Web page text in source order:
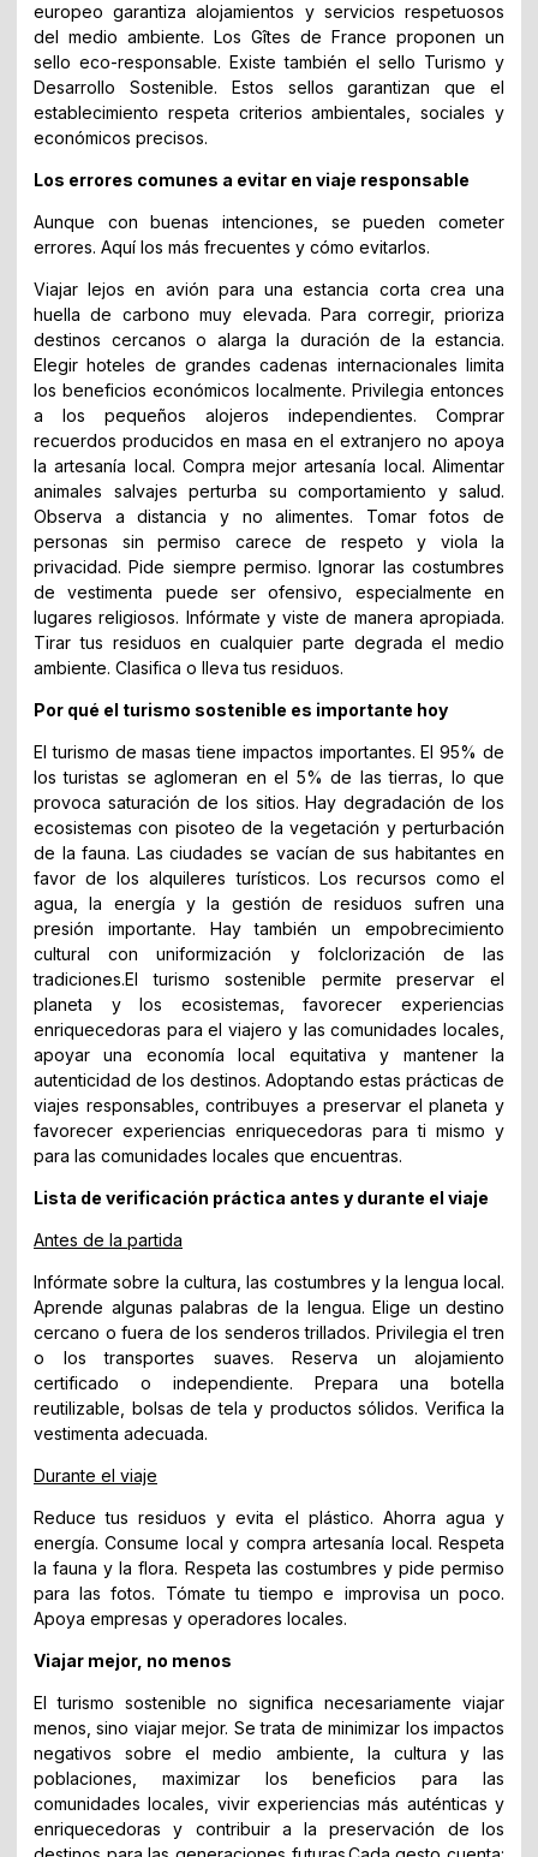
europeo garantiza alojamientos y servicios respetuosos
del medio ambiente. Los Gîtes de France proponen un
sello eco-responsable. Existe también el sello Turismo y
Desarrollo Sostenible. Estos sellos garantizan que el
establecimiento respeta criterios ambientales, sociales y
económicos precisos.
Los errores comunes a evitar en viaje responsable
Aunque con buenas intenciones, se pueden cometer
errores. Aquí los más frecuentes y cómo evitarlos.
Viajar lejos en avión para una estancia corta crea una
huella de carbono muy elevada. Para corregir, prioriza
destinos cercanos o alarga la duración de la estancia.
Elegir hoteles de grandes cadenas internacionales limita
los beneficios económicos localmente. Privilegia entonces
a los pequeños alojeros independientes. Comprar
recuerdos producidos en masa en el extranjero no apoya
la artesanía local. Compra mejor artesanía local. Alimentar
animales salvajes perturba su comportamiento y salud.
Observa a distancia y no alimentes. Tomar fotos de
personas sin permiso carece de respeto y viola la
privacidad. Pide siempre permiso. Ignorar las costumbres
de vestimenta puede ser ofensivo, especialmente en
lugares religiosos. Infórmate y viste de manera apropiada.
Tirar tus residuos en cualquier parte degrada el medio
ambiente. Clasifica o lleva tus residuos.
Por qué el turismo sostenible es importante hoy
El turismo de masas tiene impactos importantes. El 95% de
los turistas se aglomeran en el 5% de las tierras, lo que
provoca saturación de los sitios. Hay degradación de los
ecosistemas con pisoteo de la vegetación y perturbación
de la fauna. Las ciudades se vacían de sus habitantes en
favor de los alquileres turísticos. Los recursos como el
agua, la energía y la gestión de residuos sufren una
presión importante. Hay también un empobrecimiento
cultural con uniformización y folclorización de las
tradiciones.El turismo sostenible permite preservar el
planeta y los ecosistemas, favorecer experiencias
enriquecedoras para el viajero y las comunidades locales,
apoyar una economía local equitativa y mantener la
autenticidad de los destinos. Adoptando estas prácticas de
viajes responsables, contribuyes a preservar el planeta y
favorecer experiencias enriquecedoras para ti mismo y
para las comunidades locales que encuentras.
Lista de verificación práctica antes y durante el viaje
Antes de la partida
Infórmate sobre la cultura, las costumbres y la lengua local.
Aprende algunas palabras de la lengua. Elige un destino
cercano o fuera de los senderos trillados. Privilegia el tren
o los transportes suaves. Reserva un alojamiento
certificado o independiente. Prepara una botella
reutilizable, bolsas de tela y productos sólidos. Verifica la
vestimenta adecuada.
Durante el viaje
Reduce tus residuos y evita el plástico. Ahorra agua y
energía. Consume local y compra artesanía local. Respeta
la fauna y la flora. Respeta las costumbres y pide permiso
para las fotos. Tómate tu tiempo e improvisa un poco.
Apoya empresas y operadores locales.
Viajar mejor, no menos
El turismo sostenible no significa necesariamente viajar
menos, sino viajar mejor. Se trata de minimizar los impactos
negativos sobre el medio ambiente, la cultura y las
poblaciones, maximizar los beneficios para las
comunidades locales, vivir experiencias más auténticas y
enriquecedoras y contribuir a la preservación de los